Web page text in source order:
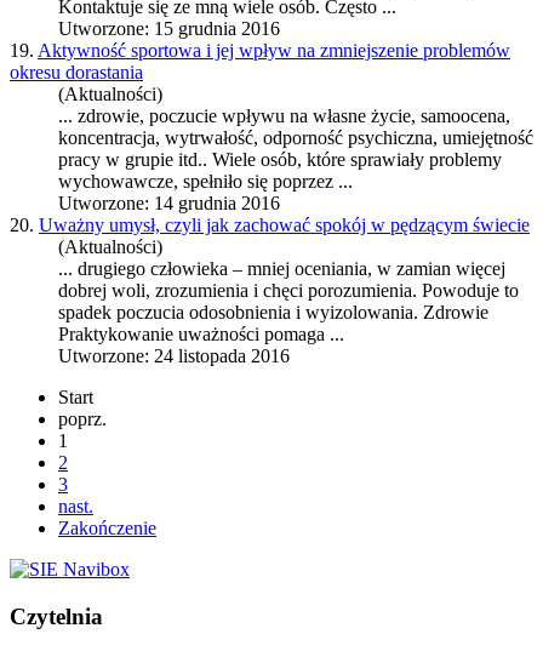
Kontaktuje się ze mną wiele osób. Często ...
Utworzone: 15 grudnia 2016
19. Aktywność sportowa i jej wpływ na zmniejszenie problemów
okresu dorastania
(Aktualności)
... zdrowie, poczucie wpływu na własne życie, samoocena,
koncentracja, wytrwałość, odporność psychiczna, umiejętność
pracy w grupie itd.. Wiele osób, które sprawiały problemy
wychowawcze, spełniło się poprzez ...
Utworzone: 14 grudnia 2016
20. Uważny umysł, czyli jak zachować spokój w pędzącym świecie
(Aktualności)
... drugiego człowieka – mniej oceniania, w zamian więcej
dobrej woli, zrozumienia i chęci porozumienia. Powoduje to
spadek poczucia odosobnienia i wyizolowania. Zdrowie
Praktykowanie uważności pomaga ...
Utworzone: 24 listopada 2016
Start
poprz.
1
2
3
nast.
Zakończenie
Czytelnia